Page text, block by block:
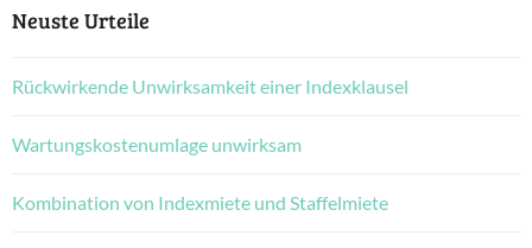
Neuste Urteile
Rückwirkende Unwirksamkeit einer Indexklausel
Wartungskostenumlage unwirksam
Kombination von Indexmiete und Staffelmiete